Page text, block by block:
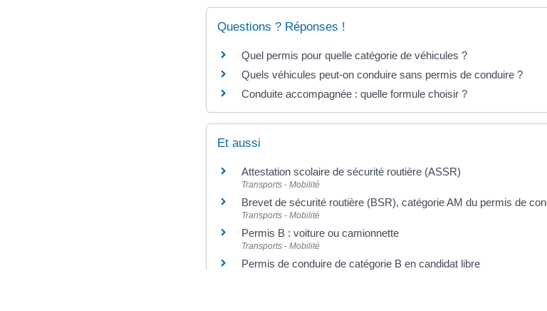
Questions ? Réponses !
Quel permis pour quelle catégorie de véhicules ?
Quels véhicules peut-on conduire sans permis de conduire ?
Conduite accompagnée : quelle formule choisir ?
Et aussi
Attestation scolaire de sécurité routière (ASSR)
Transports - Mobilité
Brevet de sécurité routière (BSR), catégorie AM du permis de
Transports - Mobilité
Permis B : voiture ou camionnette
Transports - Mobilité
Permis de conduire de catégorie B en candidat libre